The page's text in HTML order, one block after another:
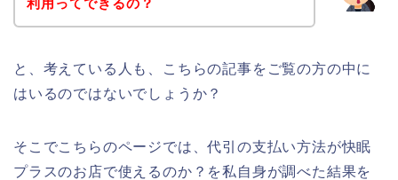
利用ってできるの？
と、考えている人も、こちらの記事をご覧の方の中に
はいるのではないでしょうか？
そこでこちらのページでは、代引の支払い方法が快眠
プラスのお店で使えるのか？を私自身が調べた結果を